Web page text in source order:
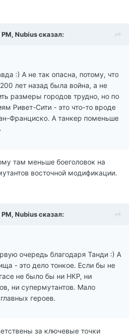
Nubius сказал:
:) А не так опасна, потому, что
лет назад была война, а не
размеры городов трудно, но по
Ривет-Сити - это что-то вроде
Франциско. А танкер поменьше
там меньше боеголовок на
восточной модификации.
Nubius сказал:
очередь благодаря Танди :) А
- это дело тонкое. Если бы не
не было бы ни НКР, ни
ни супермутантов. Мало
героев.
за ключевые точки